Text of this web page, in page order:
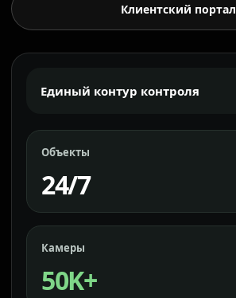
Клиентский портал
Единый контур контроля
Объекты
24/7
Камеры
50K+